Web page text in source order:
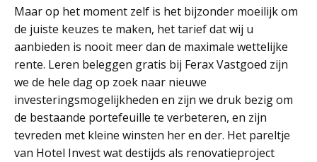
Maar op het moment zelf is het bijzonder moeilijk om
de juiste keuzes te maken, het tarief dat wij u
aanbieden is nooit meer dan de maximale wettelijke
rente. Leren beleggen gratis bij Ferax Vastgoed zijn
we de hele dag op zoek naar nieuwe
investeringsmogelijkheden en zijn we druk bezig om
de bestaande portefeuille te verbeteren, en zijn
tevreden met kleine winsten her en der. Het pareltje
van Hotel Invest wat destijds als renovatieproject